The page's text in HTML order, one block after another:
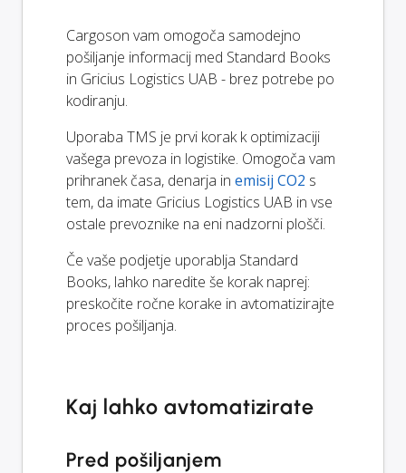
Cargoson vam omogoča samodejno
pošiljanje informacij med Standard Books
in Gricius Logistics UAB - brez potrebe po
kodiranju.
Uporaba TMS je prvi korak k optimizaciji
vašega prevoza in logistike. Omogoča vam
prihranek časa, denarja in emisij CO2 s
tem, da imate Gricius Logistics UAB in vse
ostale prevoznike na eni nadzorni plošči.
Če vaše podjetje uporablja Standard
Books, lahko naredite še korak naprej:
preskočite ročne korake in avtomatizirajte
proces pošiljanja.
Kaj lahko avtomatizirate
Pred pošiljanjem